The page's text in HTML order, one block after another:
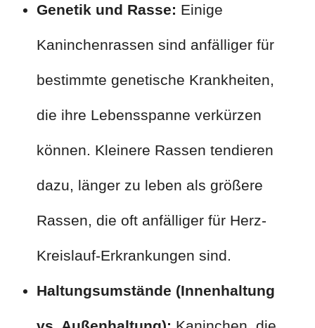
Genetik und Rasse: Einige
Kaninchenrassen sind anfälliger für
bestimmte genetische Krankheiten,
die ihre Lebensspanne verkürzen
können. Kleinere Rassen tendieren
dazu, länger zu leben als größere
Rassen, die oft anfälliger für Herz-
Kreislauf-Erkrankungen sind.
Haltungsumstände (Innenhaltung